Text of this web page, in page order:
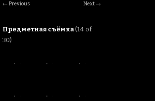
Next
Previous
Предметная съёмка (14 of
30)